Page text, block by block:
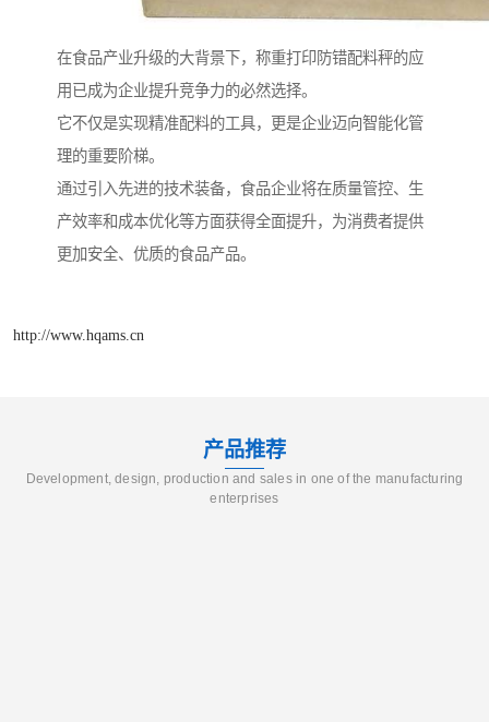
在食品产业升级的大背景下，称重打印防错配料秤的应
用已成为企业提升竞争力的必然选择。
它不仅是实现精准配料的工具，更是企业迈向智能化管
理的重要阶梯。
通过引入先进的技术装备，食品企业将在质量管控、生
产效率和成本优化等方面获得全面提升，为消费者提供
更加安全、优质的食品产品。
http://www.hqams.cn
产品推荐
Development, design, production and sales in one of the manufacturing
enterprises